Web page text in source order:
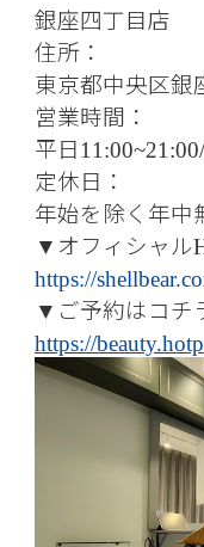
銀座四丁目店
住所：
東京都中央区
営業時間：
平日11:00~21:00/
定休日：
年始を除く年中
▼ オフィシャル
https://
▼ ご予約はコチ
https://